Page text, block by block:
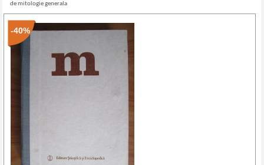
de mitologie generala
-40%